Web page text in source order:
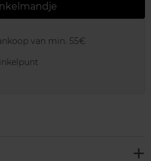
van min. 55€